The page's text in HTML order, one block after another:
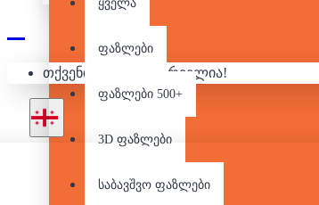
ყველა
ფაზლები
ფაზლები 500+
3D ფაზლები
საბავშვო ფაზლები
თქვენი კალათა ცარიელია!
არ არის მარაგში